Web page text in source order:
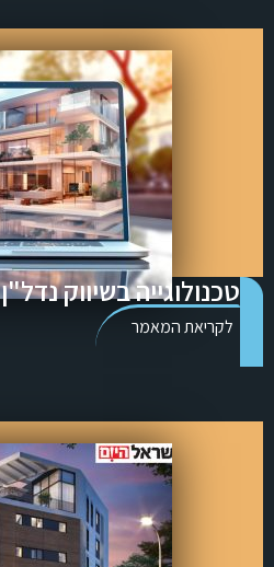
טכנולוגייה בשיווק נדל"ן
לקריאת המאמר